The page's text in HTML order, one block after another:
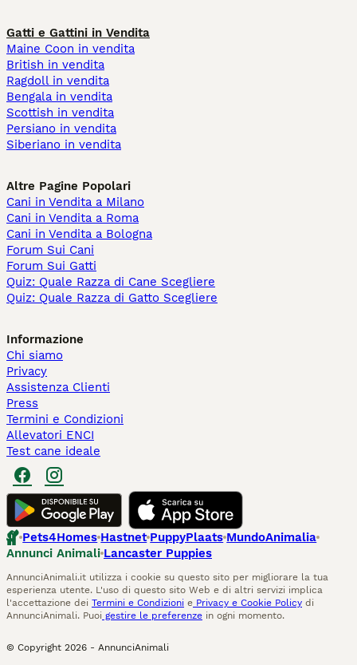
Gatti e Gattini in Vendita
Maine Coon in vendita
British in vendita
Ragdoll in vendita
Bengala in vendita
Scottish in vendita
Persiano in vendita
Siberiano in vendita
Altre Pagine Popolari
Cani in Vendita a Milano
Cani in Vendita a Roma
Cani in Vendita a Bologna
Forum Sui Cani
Forum Sui Gatti
Quiz: Quale Razza di Cane Scegliere
Quiz: Quale Razza di Gatto Scegliere
Informazione
Chi siamo
Privacy
Assistenza Clienti
Press
Termini e Condizioni
Allevatori ENCI
Test cane ideale
Pets4Homes Hastnet PuppyPlaats MundoAnimalia
Annunci Animali Lancaster Puppies
AnnunciAnimali.it utilizza i cookie su questo sito per migliorare la tua
esperienza utente. L'uso di questo sito Web e di altri servizi implica
l'accettazione dei Termini e Condizioni e Privacy e Cookie Policy di
AnnunciAnimali. Puoi gestire le preferenze in ogni momento.
© Copyright 2026 - AnnunciAnimali